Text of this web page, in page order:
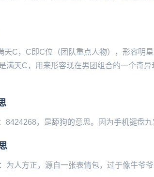
天C，C即C位（团队重点人物），形容明
满天C，用来形容现在男团组合的一个奇
8424268，是舔狗的意思。因为手机键‌‌‌‌‌‌‌‌‌‌‌‌盘
为人方正，源自一张表情包，过于像‌‌‌‌‌‌‌‌‌‌‌牛爷